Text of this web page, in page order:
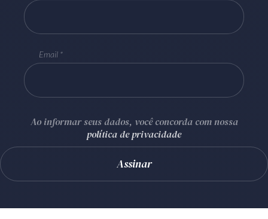
Email
Ao informar seus dados, você concorda com nossa
política de privacidade